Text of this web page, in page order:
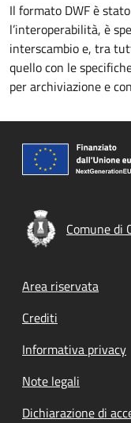
Il formato DWF è
l’interoperabilità, è
interscambio e, tra
quello con le
per archiviazione e
Comune di
Footer
Area riservata
Crediti
Informativa privacy
Note legali
Dichiarazione di